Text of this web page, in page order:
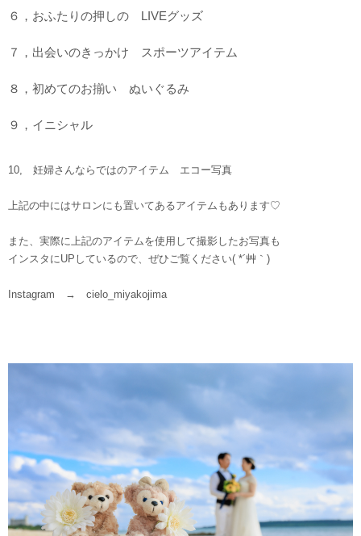
６，おふたりの押しの LIVEグッズ
７，出会いのきっかけ スポーツアイテム
８，初めてのお揃い ぬいぐるみ
９，イニシャル
10, 妊婦さんならではのアイテム エコー写真
上記の中にはサロンにも置いてあるアイテムもあります♡
また、実際に上記のアイテムを使用して撮影したお写真も
インスタにUPしているので、ぜひご覧ください( *´艸｀)
Instagram → cielo_miyakojima